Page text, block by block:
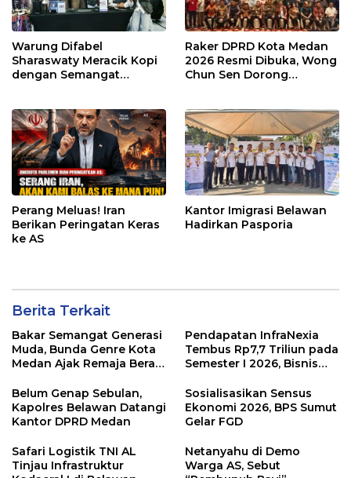
Warung Difabel
Sharaswaty Meracik Kopi
dengan Semangat
Raker DPRD Kota Medan
2026 Resmi Dibuka, Wong
Chun Sen Dorong
Perang Meluas! Iran
Berikan Peringatan Keras
ke AS
Kantor Imigrasi Belawan
Hadirkan Pasporia
Berita Terkait
Bakar Semangat Generasi
Muda, Bunda Genre Kota
Medan Ajak Remaja Berani
Pendapatan InfraNexia
Tembus Rp7,7 Triliun pada
Semester I 2026, Bisnis
Persen
Belum Genap Sebulan,
Kapolres Belawan Datangi
Kantor DPRD Medan
Sosialisasikan Sensus
Ekonomi 2026, BPS Sumut
Gelar FGD
Safari Logistik TNI AL
Tinjau Infrastruktur
Netanyahu di Demo
Warga AS, Sebut